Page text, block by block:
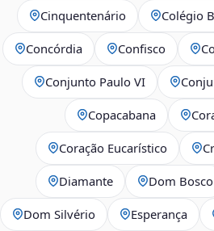
Cinquentenário Colégio
Concórdia Confisco
Conjunto Paulo VI
Copacabana
Coração Eucarístico
Diamante Dom Bosco
Dom Silvério Esperança